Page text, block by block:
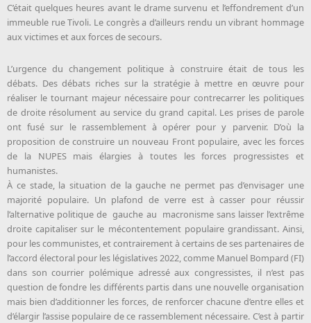
C’était quelques heures avant le drame survenu et l’effondrement d’un
immeuble rue Tivoli. Le congrès a d’ailleurs rendu un vibrant hommage
aux victimes et aux forces de secours.
L’urgence du changement politique à construire était de tous les
débats. Des débats riches sur la stratégie à mettre en œuvre pour
réaliser le tournant majeur nécessaire pour contrecarrer les politiques
de droite résolument au service du grand capital. Les prises de parole
ont fusé sur le rassemblement à opérer pour y parvenir. D’où la
proposition de construire un nouveau Front populaire, avec les forces
de la NUPES mais élargies à toutes les forces progressistes et
humanistes.
À ce stade, la situation de la gauche ne permet pas d’envisager une
majorité populaire. Un plafond de verre est à casser pour réussir
l’alternative politique de gauche au macronisme sans laisser l’extrême
droite capitaliser sur le mécontentement populaire grandissant. Ainsi,
pour les communistes, et contrairement à certains de ses partenaires de
l’accord électoral pour les législatives 2022, comme Manuel Bompard (FI)
dans son courrier polémique adressé aux congressistes, il n’est pas
question de fondre les différents partis dans une nouvelle organisation
mais bien d’additionner les forces, de renforcer chacune d’entre elles et
d’élargir l’assise populaire de ce rassemblement nécessaire. C’est à partir